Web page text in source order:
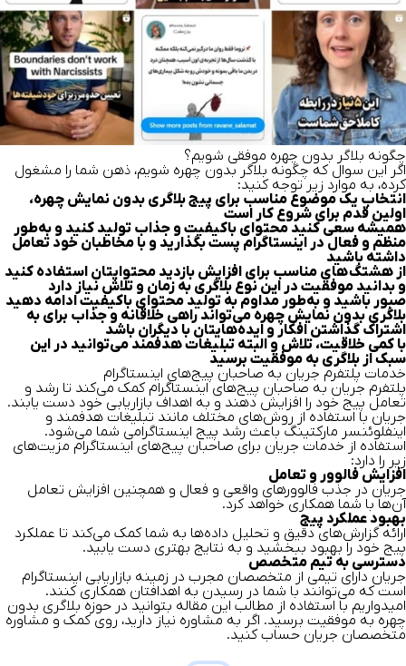
چگونه بلاگر بدون چهره موفقی شویم؟
اگر این سوال که چگونه بلاگر بدون چهره شویم، ذهن شما را مشغول
کرده، به موارد زیر توجه کنید:
انتخاب یک موضوع مناسب برای پیج بلاگری بدون نمایش چهره،
اولین قدم برای شروع کار است
همیشه سعی کنید محتوای باکیفیت و جذاب تولید کنید و به‌طور
منظم و فعال در اینستاگرام پست بگذارید و با مخاطبان خود تعامل
داشته باشید
از هشتگ‌های مناسب برای افزایش بازدید محتوایتان استفاده کنید
و بدانید موفقیت در این نوع بلاگری به زمان و تلاش نیاز دارد
صبور باشید و به‌طور مداوم به تولید محتوای باکیفیت ادامه دهید
بلاگری بدون نمایش چهره می‌تواند راهی خلاقانه و جذاب برای به
اشتراک گذاشتن افکار و ایده‌هایتان با دیگران باشد
با کمی خلاقیت، تلاش و البته تبلیغات هدفمند می‌توانید در این
سبک از بلاگری به موفقیت برسید
خدمات پلتفرم جریان به صاحبان پیج‌های اینستاگرام
پلتفرم جریان به صاحبان پیج‌های اینستاگرام کمک می‌کند تا رشد و
تعامل پیج خود را افزایش دهند و به اهداف بازاریابی خود دست یابند.
جریان با استفاده از روش‌های مختلف مانند تبلیغات هدفمند و
اینفلوئنسر مارکتینگ باعث رشد پیج اینستاگرامی شما می‌شود.
استفاده از خدمات جریان برای صاحبان پیج‌های اینستاگرام مزیت‌های
زیر را دارد:
افزایش فالوور و تعامل
جریان در جذب فالوورهای واقعی و فعال و همچنین افزایش تعامل
آن‌ها با شما همکاری خواهد کرد.
بهبود عملکرد پیج
ارائه گزارش‌های دقیق و تحلیل داده‌ها به شما کمک می‌کند تا عملکرد
پیج خود را بهبود ببخشید و به نتایج بهتری دست یابید.
دسترسی به تیم متخصص
جریان دارای تیمی از متخصصان مجرب در زمینه بازاریابی اینستاگرام
است که می‌توانند با شما در رسیدن به اهدافتان همکاری کنند.
امیدواریم با استفاده از مطالب این مقاله بتوانید در حوزه بلاگری بدون
چهره به موفقیت برسید. اگر به مشاوره نیاز دارید، روی کمک و مشاوره
متخصصان جریان حساب کنید.